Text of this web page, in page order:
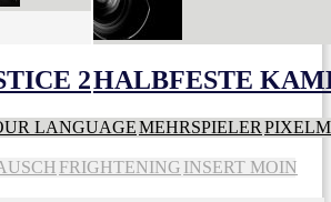
2HALBFESTE
LANGUAGEMEHRSPIELER
FRIGHTENING INSERT MOIN